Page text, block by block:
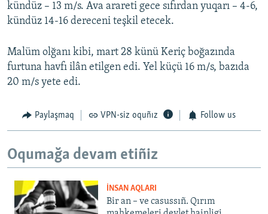
kündüz – 13 m/s. Ava arareti gece sıfırdan yuqarı – 4-6,
kündüz 14-16 dereceni teşkil etecek.
Malüm olğanı kibi, mart 28 künü Keriç boğazında
furtuna havfı ilân etilgen edi. Yel küçü 16 m/s, bazıda
20 m/s yete edi.
Paylaşmaq VPN-siz oquñız Follow us
Oqumağa devam etiñiz
İNSAN AQLARI
Bir an – ve casussıñ. Qırım